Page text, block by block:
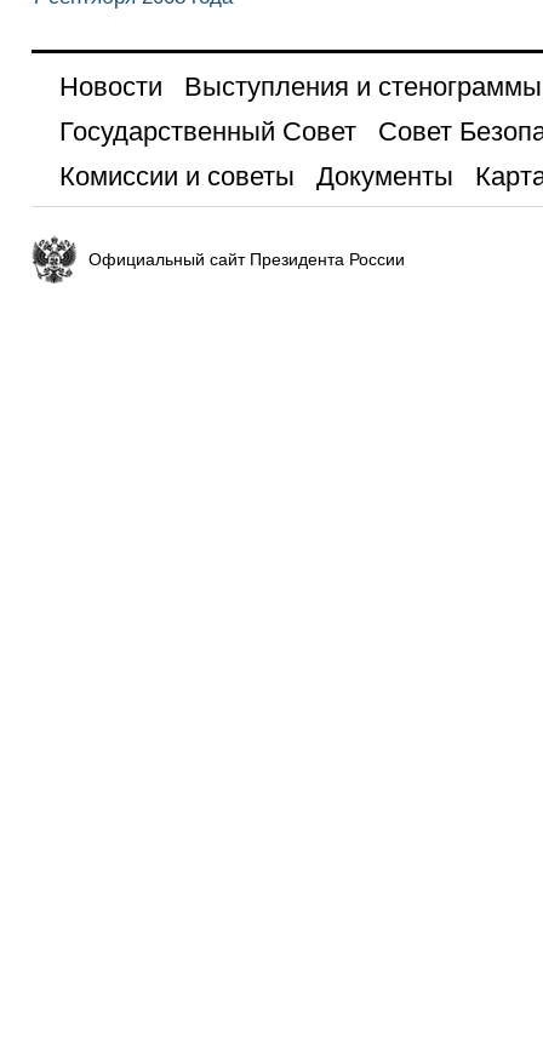
Новости
Выступления и стенограммы
Государственный Совет
Совет
Комиссии и советы
Документы
Официальный сайт Президента России